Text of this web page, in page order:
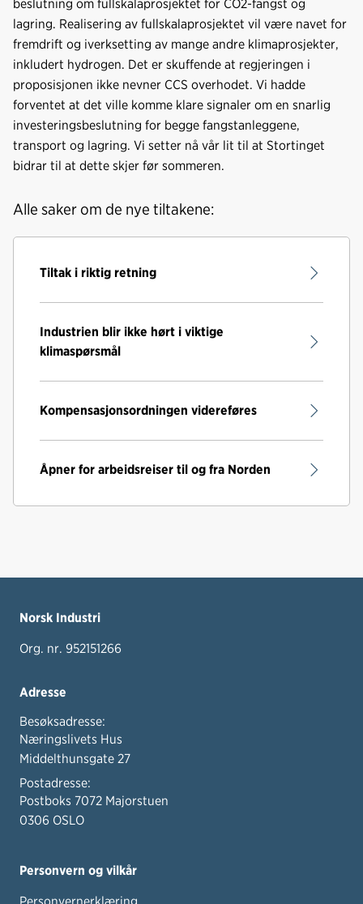
beslutning om fullskalaprosjektet for CO2-fangst og
lagring. Realisering av fullskalaprosjektet vil være navet for
fremdrift og iverksetting av mange andre klimaprosjekter,
inkludert hydrogen. Det er skuffende at regjeringen i
proposisjonen ikke nevner CCS overhodet. Vi hadde
forventet at det ville komme klare signaler om en snarlig
investeringsbeslutning for begge fangstanleggene,
transport og lagring. Vi setter nå vår lit til at Stortinget
bidrar til at dette skjer før sommeren.
Alle saker om de nye tiltakene:
Tiltak i riktig retning
Industrien blir ikke hørt i viktige
klimaspørsmål
Kompensasjonsordningen videreføres
Åpner for arbeidsreiser til og fra Norden
Norsk Industri
Org. nr. 952151266
Adresse
Besøksadresse:
Næringslivets Hus
Middelthunsgate 27
Postadresse:
Postboks 7072 Majorstuen
0306 OSLO
Personvern og vilkår